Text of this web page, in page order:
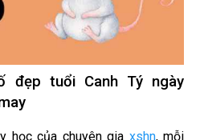
đẹp tuổi Canh Tý ngày
học của chuyên gia xshn, mỗi